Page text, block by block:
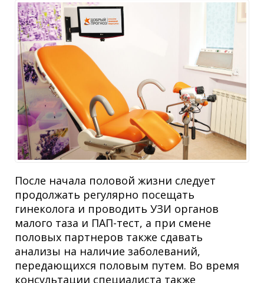
После начала половой жизни следует
продолжать регулярно посещать
гинеколога и проводить УЗИ органов
малого таза и ПАП-тест, а при смене
половых партнеров также сдавать
анализы на наличие заболеваний,
передающихся половым путем. Во время
консультации специалиста также